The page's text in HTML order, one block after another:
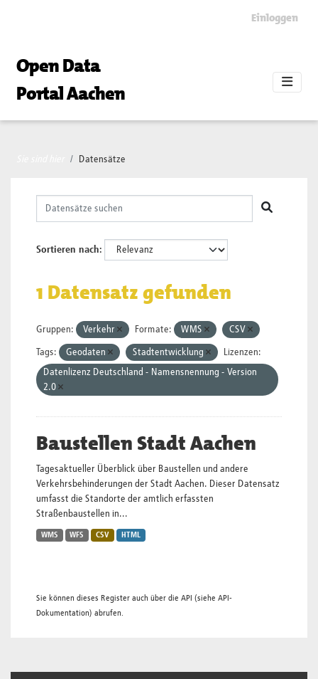
Einloggen
Open Data
Portal Aachen
Datensätze
Sortieren nach
1 Datensatz gefunden
Gruppen: Verkehr Formate: WMS CSV
Tags: Geodaten Stadtentwicklung
Lizenzen:
Datenlizenz Deutschland - Namensnennung - Version
2.0
Baustellen Stadt Aachen
Tagesaktueller Überblick über Baustellen und andere
Verkehrsbehinderungen der Stadt Aachen. Dieser Datensatz
umfasst die Standorte der amtlich erfassten
Straßenbaustellen in...
WMS WFS CSV HTML
Sie können dieses Register auch über die API (siehe API-
Dokumentation) abrufen.